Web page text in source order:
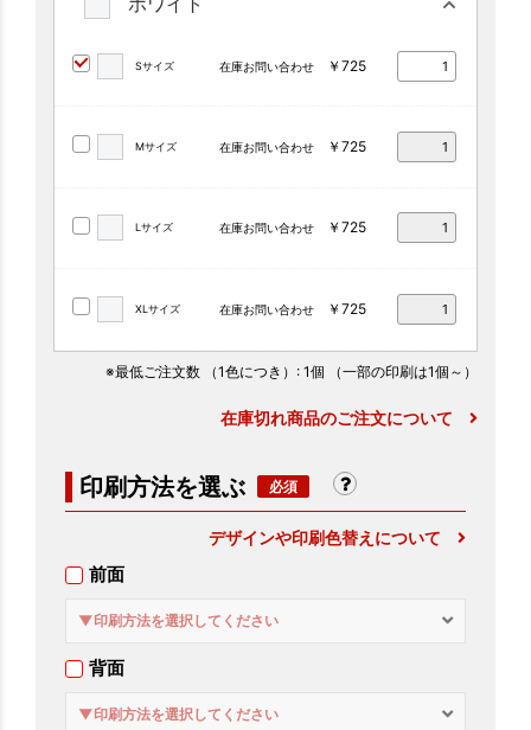
Sサイズ 在庫お問い合わせ ￥725
Mサイズ 在庫お問い合わせ ￥725
Lサイズ 在庫お問い合わせ ￥725
XLサイズ 在庫お問い合わせ ￥725
※最低ご注文数 （1色につき） : 1個 （一部の印刷は1個～）
在庫切れ商品のご注文について
印刷方法を選ぶ
デザインや印刷色替えについて
前面
▼印刷方法を選択してください
背面
▼印刷方法を選択してください